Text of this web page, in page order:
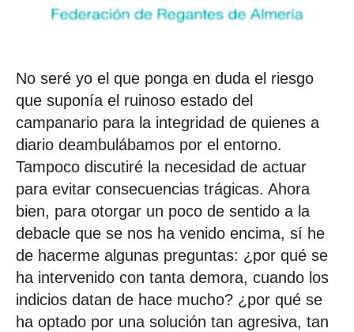
No seré yo el que ponga en duda el riesgo
que suponía el ruinoso estado del
campanario para la integridad de quienes a
diario deambulábamos por el entorno.
Tampoco discutiré la necesidad de actuar
para evitar consecuencias trágicas. Ahora
bien, para otorgar un poco de sentido a la
debacle que se nos ha venido encima, sí he
de hacerme algunas preguntas: ¿por qué se
ha intervenido con tanta demora, cuando los
indicios datan de hace mucho? ¿por qué se
ha optado por una solución tan agresiva, tan